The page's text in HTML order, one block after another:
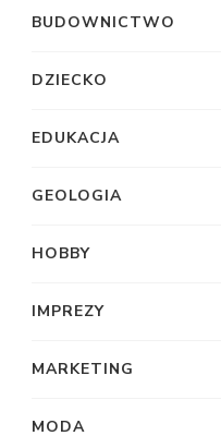
BUDOWNICTWO
DZIECKO
EDUKACJA
GEOLOGIA
HOBBY
IMPREZY
MARKETING
MODA